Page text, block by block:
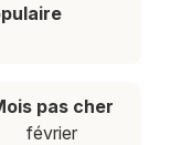
pas cher
février